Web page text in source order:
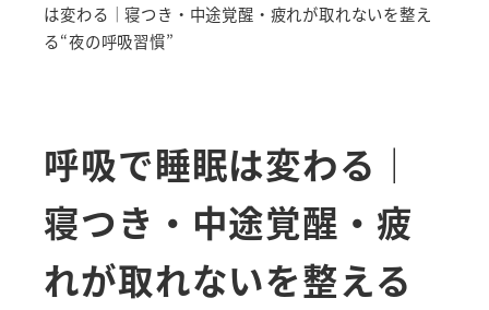
は変わる｜寝つき・中途覚醒・疲れが取れないを整え
る“夜の呼吸習慣”
呼吸で睡眠は変わる｜
寝つき・中途覚醒・疲
れが取れないを整える